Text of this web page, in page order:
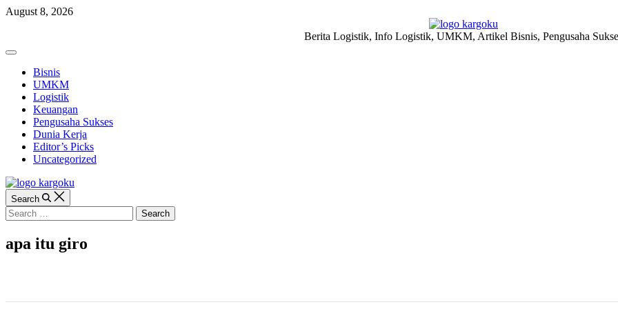
Skip
August 8, 2026
Berita Logistik, Info Logistik, UMKM, Artikel Bisnis, Pengusaha
Off
CanvasBisnis
UMKM
Logistik
Keuangan
Pengusaha Sukses
Dunia Kerja
Editor’s Picks
Uncategorized
Search
Search
for:
apa itu giro